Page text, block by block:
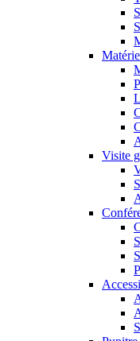
Visite